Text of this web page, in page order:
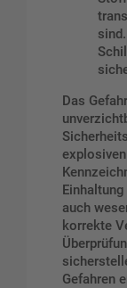
Das
auch
korrekte
Gefahren